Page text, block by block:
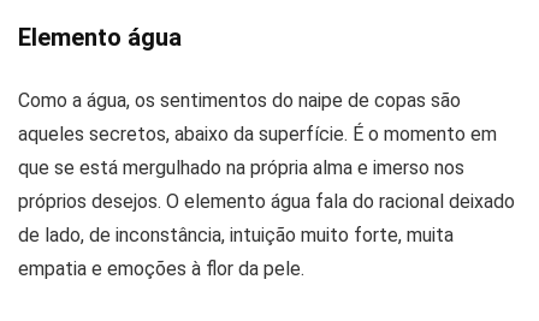
Elemento água
Como a água, os sentimentos do naipe de copas são
aqueles secretos, abaixo da superfície. É o momento em
que se está mergulhado na própria alma e imerso nos
próprios desejos. O elemento água fala do racional deixado
de lado, de inconstância, intuição muito forte, muita
empatia e emoções à flor da pele.